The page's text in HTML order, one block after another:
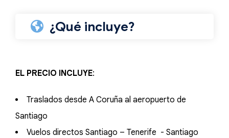
¿Qué incluye?
EL PRECIO INCLUYE:
Traslados desde A Coruña al aeropuerto de
Santiago
Vuelos directos Santiago – Tenerife - Santiago